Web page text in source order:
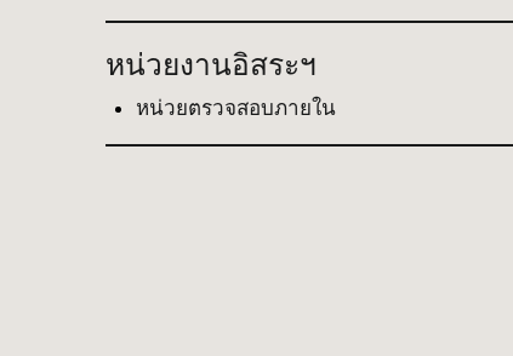
หน่วยงานอิสระฯ
หน่วยตรวจสอบภายใน